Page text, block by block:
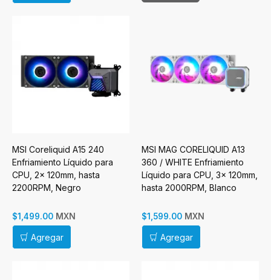
MSI Coreliquid A15 240
Enfriamiento Líquido para
CPU, 2x 120mm, hasta
2200RPM, Negro
$1,499.00 MXN
Agregar
MSI MAG CORELIQUID A13
360 / WHITE Enfriamiento
Líquido para CPU, 3x 120mm,
hasta 2000RPM, Blanco
$1,599.00 MXN
Agregar